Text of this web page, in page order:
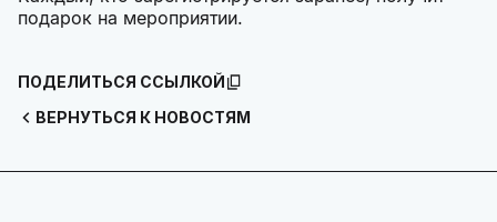
подарок на мероприятии.
ВЕРНУТЬСЯ К НОВОСТЯМ
ПОДЕЛИТЬСЯ ССЫЛКОЙ